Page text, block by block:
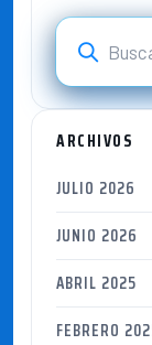
ARCHIVOS
JULIO 2026
JUNIO 2026
ABRIL 2025
FEBRERO